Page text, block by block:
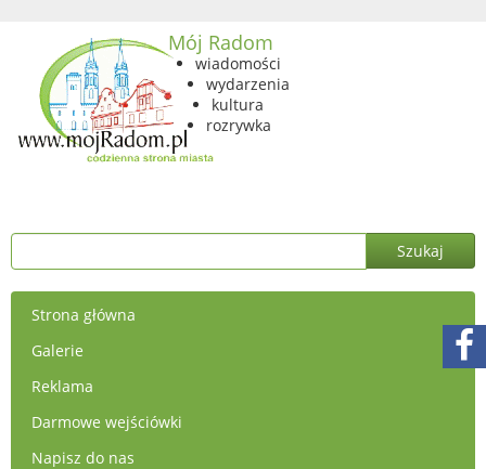
Mój Radom
wiadomości
wydarzenia
kultura
rozrywka
Strona główna
Galerie
Reklama
Darmowe wejściówki
Napisz do nas